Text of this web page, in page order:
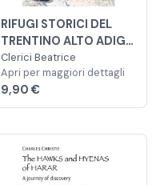
RIFUGI STORICI DEL
TRENTINO ALTO ADIGE.
32 ESCURSIONI
Clerici Beatrice
Apri per maggiori dettagli
9,90 €